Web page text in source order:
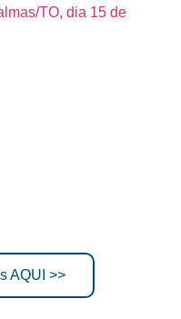
TO, dia 15 de
AQUI >>